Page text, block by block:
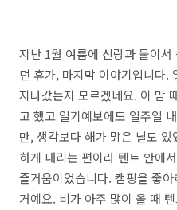
지난 1월 여름에 신랑과 둘이
던 휴가, 마지막 이야기입니다.
지나갔는지 모르겠네요. 이 맘
고 했고 일기예보에도 일주일
만, 생각보다 해가 맑은 날도
하게 내리는 편이라 텐트 안에
즐거움이었습니다. 캠핑을 좋
거예요. 비가 아주 많이 올 때